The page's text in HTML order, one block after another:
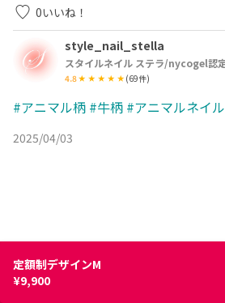
0いいね！
style_nail_stella
4.8 (69件)
#アニマル柄 #牛柄 #アニマルネイル
2025/04/03
定額制デザインM
¥9,900